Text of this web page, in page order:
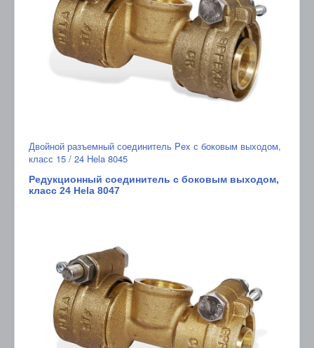
Двойной разъемный соединитель Pex с боковым выходом,
класс 15 / 24 Hela 8045
Редукционный соединитель с боковым выходом,
класс 24 Hela 8047